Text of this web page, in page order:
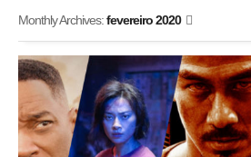
Monthly Archives:fevereiro 2020